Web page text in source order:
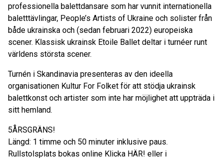
professionella balettdansare som har vunnit internationella
baletttävlingar, People’s Artists of Ukraine och solister från
både ukrainska och (sedan februari 2022) europeiska
scener. Klassisk ukrainsk Etoile Ballet deltar i turnéer runt
världens största scener.
Turnén i Skandinavia presenteras av den ideella
organisationen Kultur For Folket för att stödja ukrainsk
balettkonst och artister som inte har möjlighet att uppträda i
sitt hemland.
5ÅRSGRÄNS!
Längd: 1 timme och 50 minuter inklusive paus.
Rullstolsplats bokas online Klicka HÄR! eller i